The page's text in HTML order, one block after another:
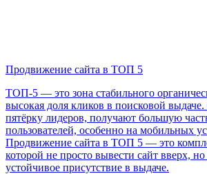
Продвижение сайта в ТОП 5
ТОП-5 — это зона стабильного
высокая доля кликов в поисковой
пятёрку лидеров, получают большую
пользователей, особенно на мобильных
Продвижение сайта в ТОП 5 — это
которой не просто вывести сайт вверх,
устойчивое присутствие в выдаче.